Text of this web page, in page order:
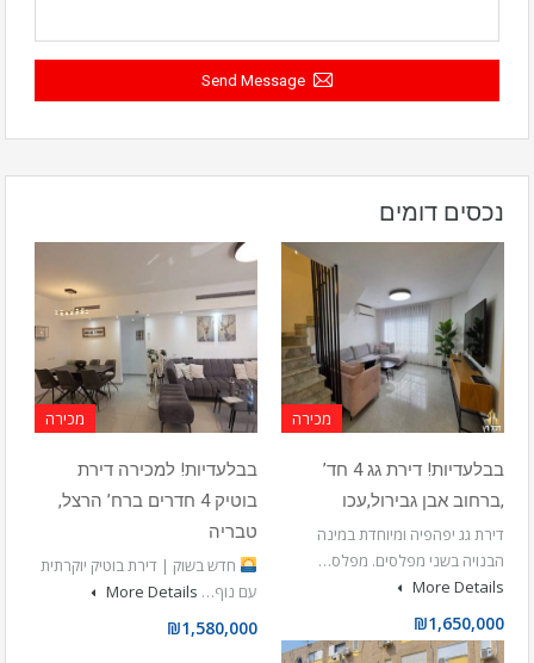
Send Message
נכסים דומים
מכירה
בבלעדיות! דירת גג 4 חד’
,ברחוב אבן גבירול,עכו
דירת גג יפהפיה ומיוחדת במינה
הבנויה בשני מפלסים. מפלס…
More Details
₪1,650,000
מכירה
בבלעדיות! למכירה דירת
בוטיק 4 חדרים ברח’ הרצל,
טבריה
חדש בשוק | דירת בוטיק יוקרתית
עם נוף… More Details
₪1,580,000